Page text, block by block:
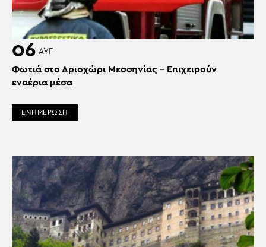
06 ΑΥΓ
Φωτιά στο Αριοχώρι Μεσσηνίας – Επιχειρούν
εναέρια μέσα
ΕΝΗΜΕΡΩΣΗ